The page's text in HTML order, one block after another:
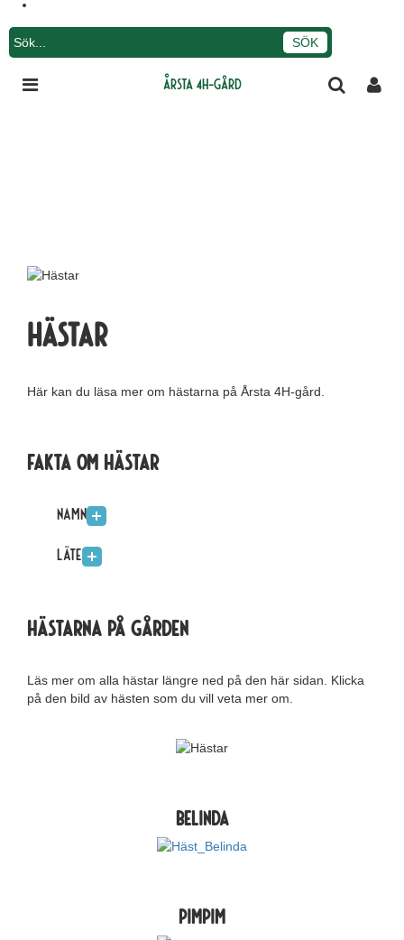
Årsta 4H-gård
Hästar
Här kan du läsa mer om hästarna på Årsta 4H-gård.
Fakta om hästar
Namn
Läte
Hästarna på gården
Läs mer om alla hästar längre ned på den här sidan. Klicka
på den bild av hästen som du vill veta mer om.
BELINDA
PIMPIM